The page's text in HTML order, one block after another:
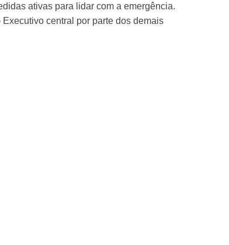
ativas para lidar com a emergência.
central por parte dos demais